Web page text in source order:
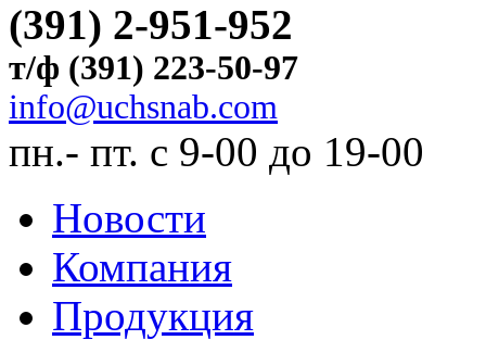
(391) 2-951-952
т/ф (391) 223-50-97
info@uchsnab.com
пн.- пт. с 9-00 до 19-00
Новости
Компания
Продукция